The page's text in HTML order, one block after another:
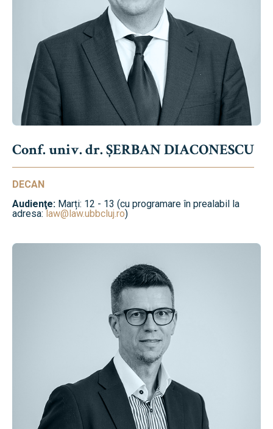
Conf. univ. dr. ȘERBAN DIACONESCU
DECAN
Audienţe: Marți: 12 - 13 (cu programare în prealabil la
adresa:law@law.ubbcluj.ro)